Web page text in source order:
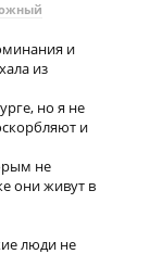
и
из
но я не
и
не
они живут в
люди не